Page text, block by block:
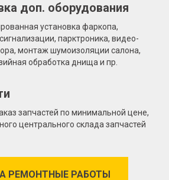
доп. оборудования
установка фаркопа,
парктроника, видео-
монтаж шумоизоляции салона,
обработка днища и пр.
запчастей по минимальной цене,
центрального склада запчастей
РЕМОНТНЫЕ РАБОТЫ